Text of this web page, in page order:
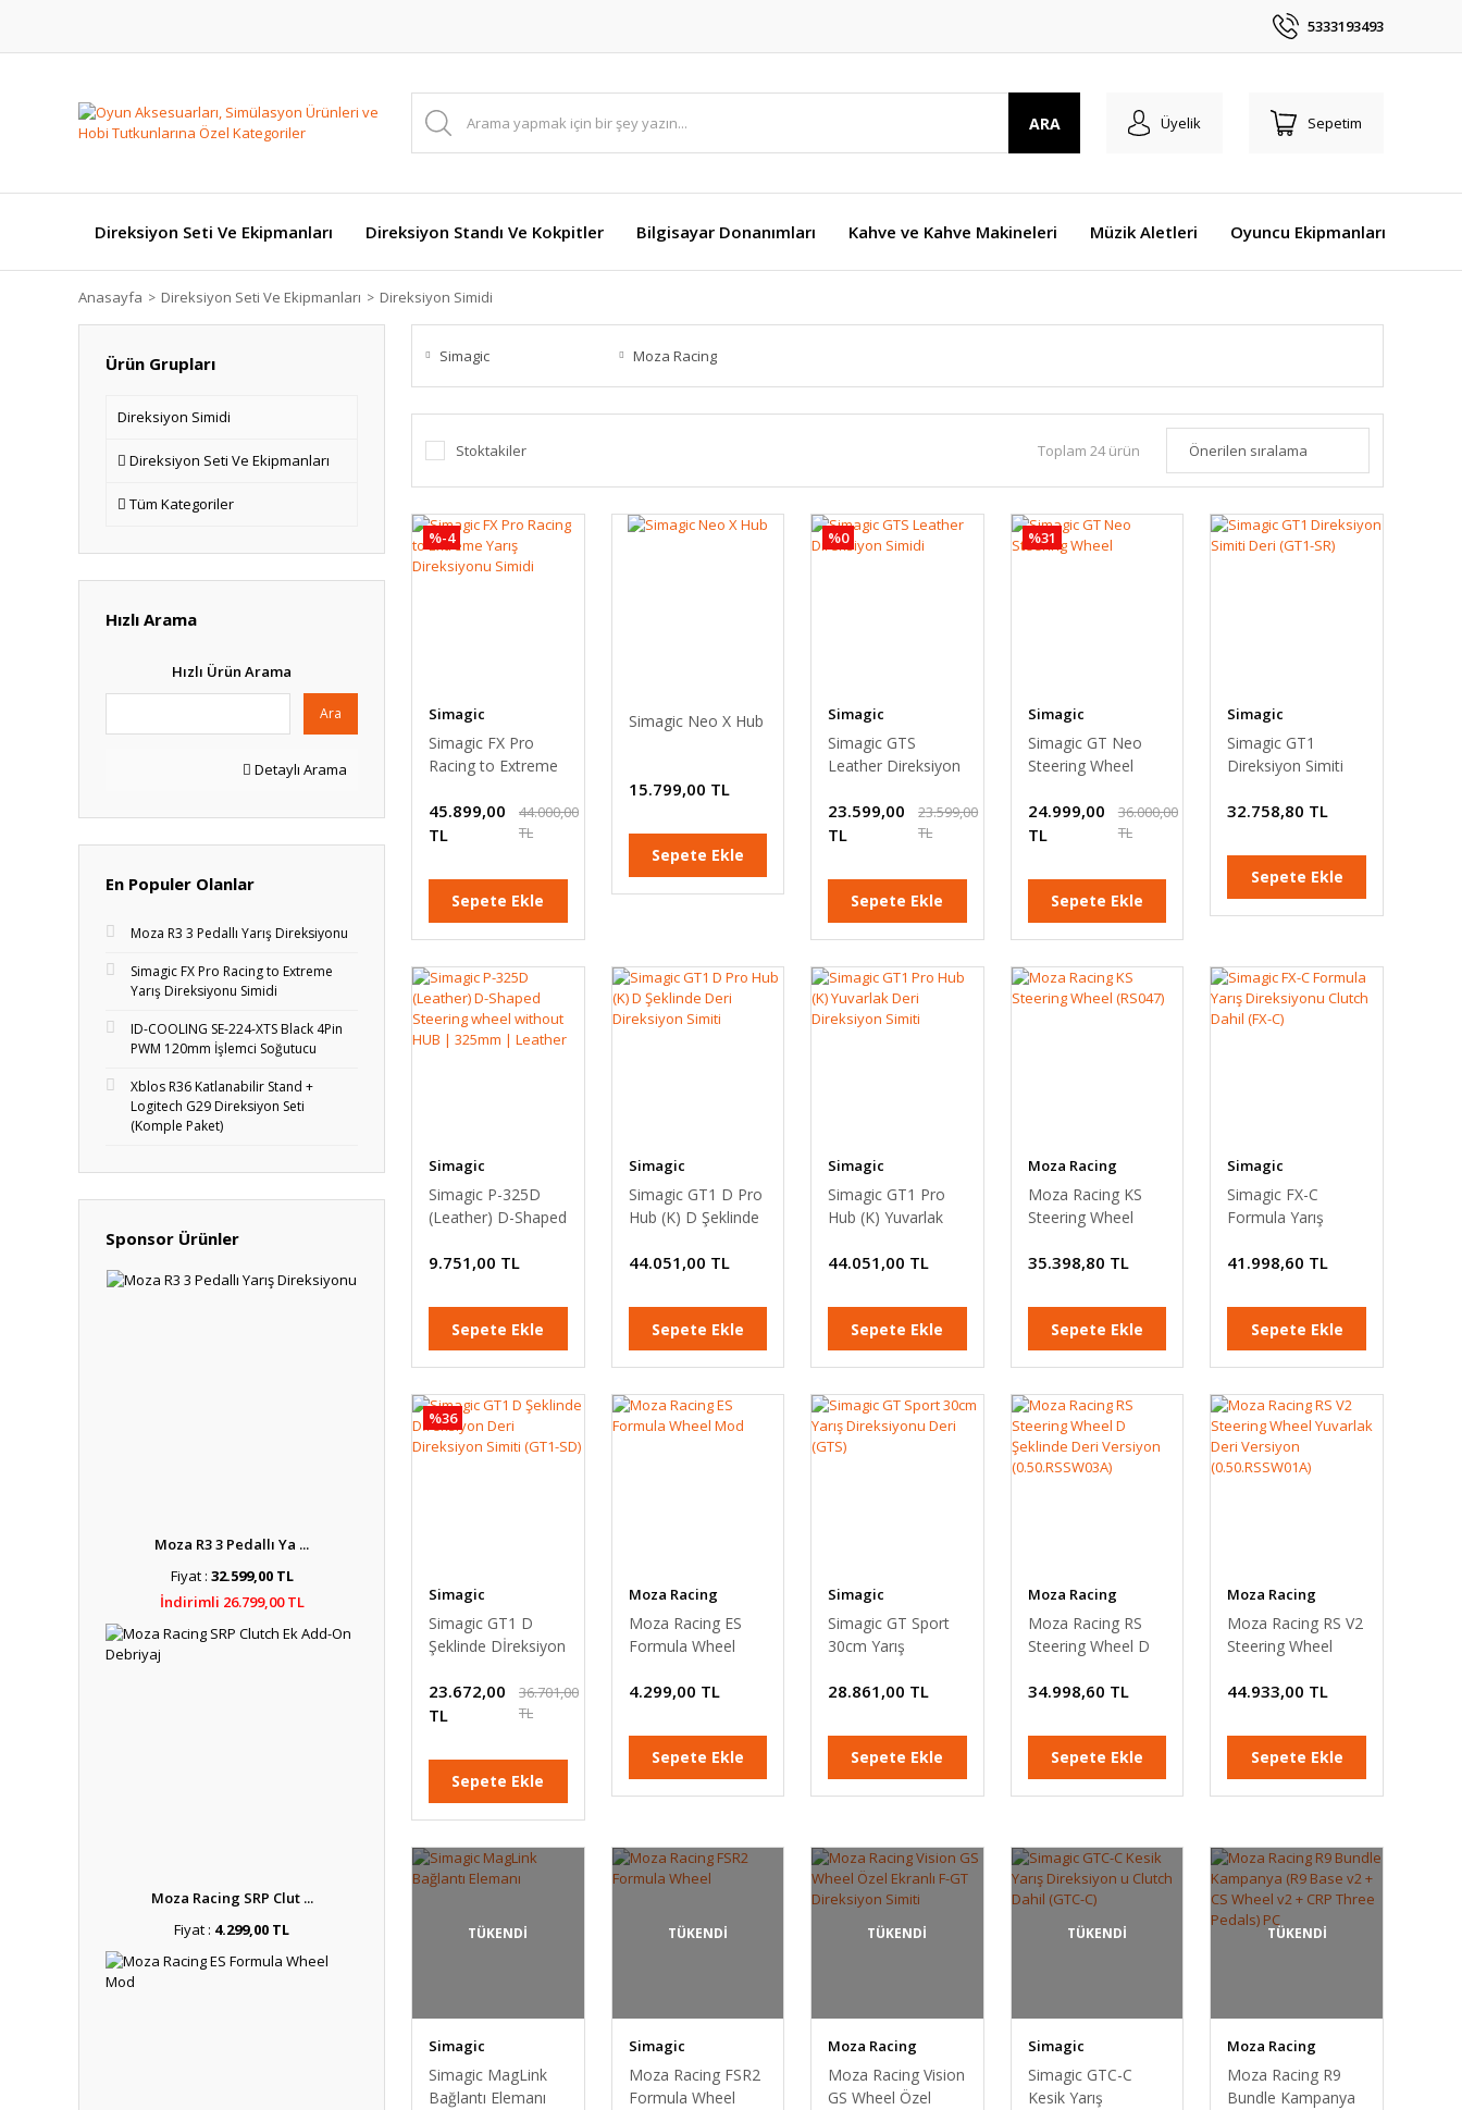
5333193493
ARA Üyelik Sepetim
Direksiyon Seti Ve Ekipmanları Direksiyon Standı Ve Kokpitler Bilgisayar Donanımları Kahve ve Kahve Makineleri Müzik Aletleri Oyuncu Ekipmanları
Anasayfa Direksiyon Seti Ve Ekipmanları Direksiyon Simidi
Ürün Grupları
Direksiyon Simidi
Direksiyon Seti Ve Ekipmanları
Tüm Kategoriler
Hızlı Arama
Hızlı Ürün Arama
Ara
Detaylı Arama
En Populer Olanlar
Moza R3 3 Pedallı Yarış Direksiyonu
Simagic FX Pro Racing to Extreme
Yarış Direksiyonu Simidi
ID-COOLING SE-224-XTS Black 4Pin
PWM 120mm İşlemci Soğutucu
Xblos R36 Katlanabilir Stand +
Logitech G29 Direksiyon Seti
(Komple Paket)
Sponsor Ürünler
Moza R3 3 Pedallı Ya ...
Fiyat : 32.599,00 TL
İndirimli 26.799,00 TL
Moza Racing SRP Clut ...
Fiyat : 4.299,00 TL
Simagic Moza Racing
Stoktakiler Toplam 24 ürün
%-4
Simagic
Simagic FX Pro
Racing to Extreme
Simidi
45.899,00
TL
44.000,00
TL
Sepete Ekle
Simagic Neo X Hub
15.799,00 TL
Sepete Ekle
%0
Simagic
Simagic GTS
Leather Direksiyon
23.599,00
TL
23.599,00
TL
Sepete Ekle
%31
Simagic
Simagic GT Neo
Steering Wheel
24.999,00
TL
36.000,00
TL
Sepete Ekle
Simagic
Simagic GT1
Direksiyon Simiti
32.758,80 TL
Sepete Ekle
Simagic
Simagic P-325D
(Leather) D-Shaped
without HUB |
9.751,00 TL
Sepete Ekle
Simagic
Simagic GT1 D Pro
Hub (K) D Şeklinde
Simiti
44.051,00 TL
Sepete Ekle
Simagic
Simagic GT1 Pro
Hub (K) Yuvarlak
Simiti
44.051,00 TL
Sepete Ekle
Moza Racing
Moza Racing KS
Steering Wheel
35.398,80 TL
Sepete Ekle
Simagic
Simagic FX-C
Formula Yarış
Dahil (FX-C)
41.998,60 TL
Sepete Ekle
%36
Simagic
Simagic GT1 D
Şeklinde Dİreksiyon
Simiti (GT1-SD)
23.672,00
TL
36.701,00
TL
Sepete Ekle
Moza Racing
Moza Racing ES
Formula Wheel
4.299,00 TL
Sepete Ekle
Simagic
Simagic GT Sport
30cm Yarış
(GTS)
28.861,00 TL
Sepete Ekle
Moza Racing
Moza Racing RS
Steering Wheel D
Versiyon
34.998,60 TL
Sepete Ekle
Moza Racing
Moza Racing RS V2
Steering Wheel
Versiyon
44.933,00 TL
Sepete Ekle
TÜKENDİ
Simagic
Simagic MagLink
Bağlantı Elemanı
TÜKENDİ
Simagic
Moza Racing FSR2
Formula Wheel
TÜKENDİ
Moza Racing
Moza Racing Vision
GS Wheel Özel
TÜKENDİ
Simagic
Simagic GTC-C
Kesik Yarış
TÜKENDİ
Moza Racing
Moza Racing R9
Bundle Kampanya